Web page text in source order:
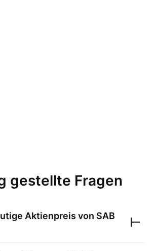
gestellte Fragen
Aktienpreis von SAB